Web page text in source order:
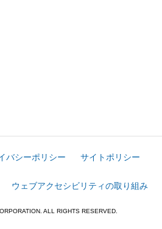
バシーポリシー サイトポリシー
ウェブアクセシビリティの取り組み
ALL RIGHTS RESERVED.